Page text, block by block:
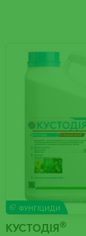
ФУНГІЦИДИ
КУСТОДІЯ®